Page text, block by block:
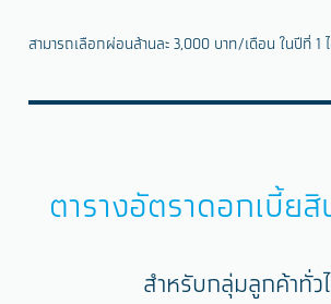
สามารถเลือกผ่อนล้านละ 3,000 บาท/เดือน ในปีที่ 1
ตารางอัตราดอกเบี้ยสิ
สำหรับกลุ่มลูกค้าทั่ว